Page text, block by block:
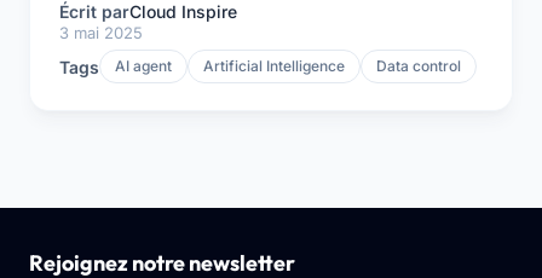
Écrit parCloud Inspire
3 mai 2025
Tags AI agent Artificial Intelligence Data control
Rejoignez notre newsletter